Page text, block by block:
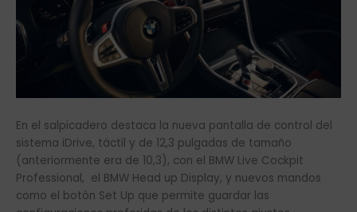
En el salpicadero destaca la nueva pantalla de control del
sistema iDrive, táctil y de 12,3 pulgadas de tamaño
(anteriormente era de 10,3), con el BMW Live Cockpit
Professional, el BMW Head up Display, y nuevos mandos
como el botón Set Up que permite guardar las